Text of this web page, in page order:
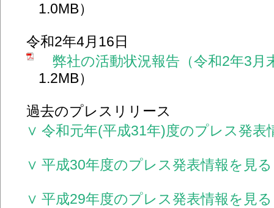
1.0MB）
令和2年4月16日
弊社の活動状況報告（令和2年3月
1.2MB）
過去のプレスリリース
∨ 令和元年(平成31年)度のプレス発表
∨ 平成30年度のプレス発表情報を見る
∨ 平成29年度のプレス発表情報を見る